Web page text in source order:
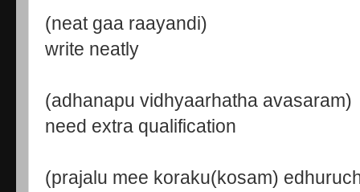
(neat gaa raayandi)
write neatly
(adhanapu vidhyaarhatha avasaram)
need extra qualification
(prajalu mee koraku(kosam)